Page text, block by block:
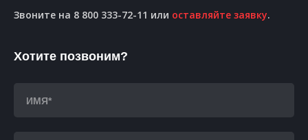
Звоните на 8 800 333-72-11 или оставляйте заявку.
Хотите позвоним?